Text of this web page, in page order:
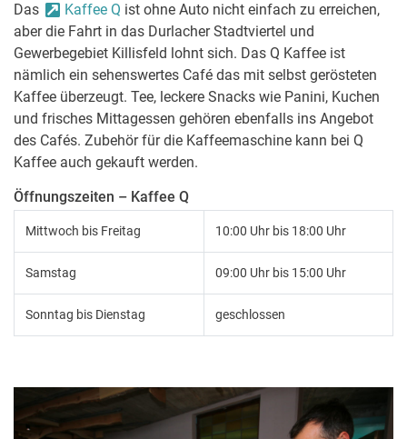
Das Kaffee Q ist ohne Auto nicht einfach zu erreichen,
aber die Fahrt in das Durlacher Stadtviertel und
Gewerbegebiet Killisfeld lohnt sich. Das Q Kaffee ist
nämlich ein sehenswertes Café das mit selbst gerösteten
Kaffee überzeugt. Tee, leckere Snacks wie Panini, Kuchen
und frisches Mittagessen gehören ebenfalls ins Angebot
des Cafés. Zubehör für die Kaffeemaschine kann bei Q
Kaffee auch gekauft werden.
Öffnungszeiten – Kaffee Q
Mittwoch bis Freitag 10:00 Uhr bis 18:00 Uhr
Samstag 09:00 Uhr bis 15:00 Uhr
Sonntag bis Dienstag geschlossen